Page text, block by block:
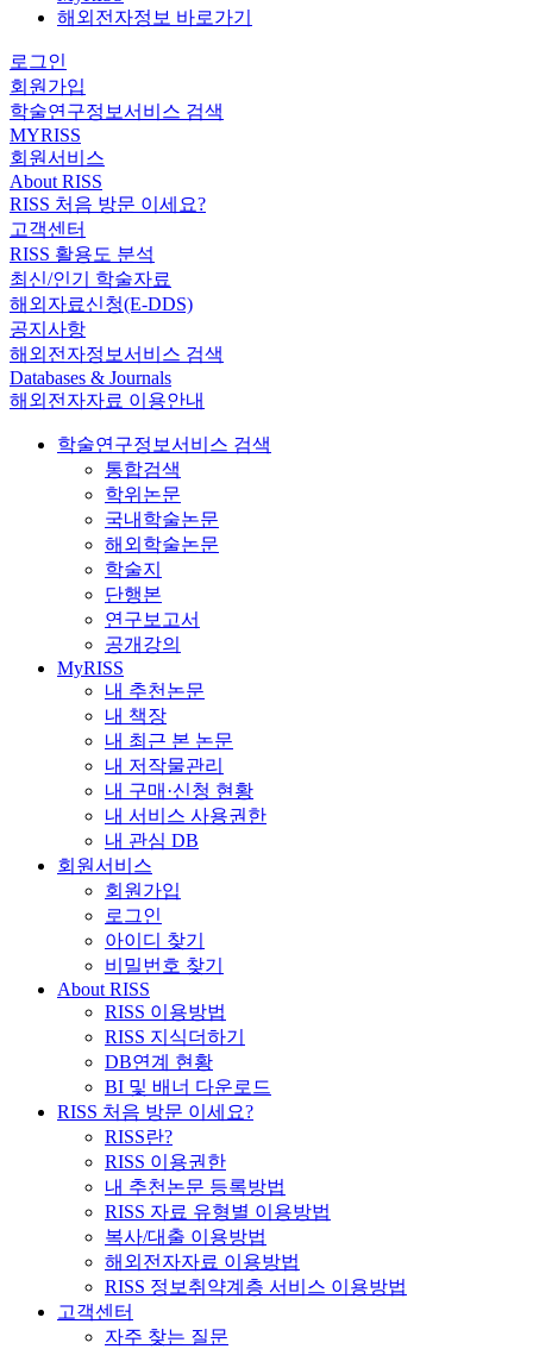
해외전자정보 바로가기
로그인
회원가입
학술연구정보서비스 검색
MYRISS
회원서비스
About RISS
RISS 처음 방문 이세요?
고객센터
RISS 활용도 분석
최신/인기 학술자료
해외자료신청(E-DDS)
공지사항
해외전자정보서비스 검색
Databases & Journals
해외전자자료 이용안내
학술연구정보서비스 검색
통합검색
학위논문
국내학술논문
해외학술논문
학술지
단행본
연구보고서
공개강의
MyRISS
내 추천논문
내 책장
내 최근 본 논문
내 저작물관리
내 구매·신청 현황
내 서비스 사용권한
내 관심 DB
회원서비스
회원가입
로그인
아이디 찾기
비밀번호 찾기
About RISS
RISS 이용방법
RISS 지식더하기
DB연계 현황
BI 및 배너 다운로드
RISS 처음 방문 이세요?
RISS란?
RISS 이용권한
내 추천논문 등록방법
RISS 자료 유형별 이용방법
복사/대출 이용방법
해외전자자료 이용방법
RISS 정보취약계층 서비스 이용방법
고객센터
자주 찾는 질문